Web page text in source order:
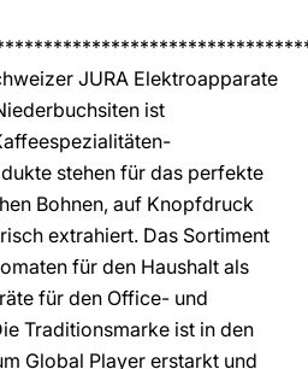
JURA Elektroapparate
ist
stehen für das perfekte
Bohnen, auf Knopfdruck
extrahiert. Das Sortiment
für den Haushalt als
für den Office- und
Traditionsmarke ist in den
Global Player erstarkt und